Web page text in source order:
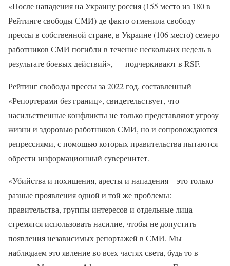
«После нападения на Украину россия (155 место из 180 в
Рейтинге свободы СМИ) де-факто отменила свободу
прессы в собственной стране, в Украине (106 место) семеро
работников СМИ погибли в течение нескольких недель в
результате боевых действий», — подчеркивают в RSF.
Рейтинг свободы прессы за 2022 год, составленный
«Репортерами без границ», свидетельствует, что
насильственные конфликты не только представляют угрозу
жизни и здоровью работников СМИ, но и сопровождаются
репрессиями, с помощью которых правительства пытаются
обрести информационный суверенитет.
«Убийства и похищения, аресты и нападения – это только
разные проявления одной и той же проблемы:
правительства, группы интересов и отдельные лица
стремятся использовать насилие, чтобы не допустить
появления независимых репортажей в СМИ. Мы
наблюдаем это явление во всех частях света, будь то в